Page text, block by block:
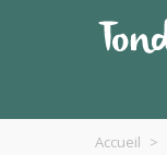
Accueil >